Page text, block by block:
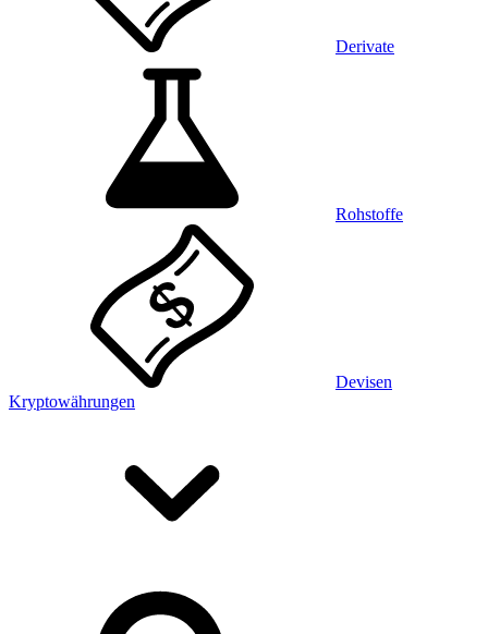
Derivate
Rohstoffe
Devisen
Kryptowährungen